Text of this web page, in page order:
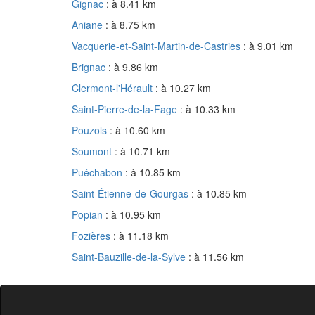
Gignac : à 8.41 km
Aniane : à 8.75 km
Vacquerie-et-Saint-Martin-de-Castries : à 9.01 km
Brignac : à 9.86 km
Clermont-l'Hérault : à 10.27 km
Saint-Pierre-de-la-Fage : à 10.33 km
Pouzols : à 10.60 km
Soumont : à 10.71 km
Puéchabon : à 10.85 km
Saint-Étienne-de-Gourgas : à 10.85 km
Popian : à 10.95 km
Fozières : à 11.18 km
Saint-Bauzille-de-la-Sylve : à 11.56 km